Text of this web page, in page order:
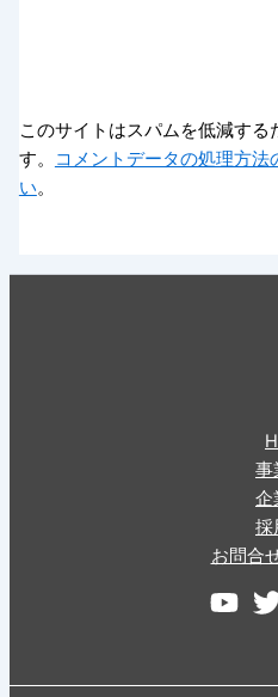
このサイトはスパムを低減す
す。
コメントデータの処理方法
い。
事
企
採
お問合